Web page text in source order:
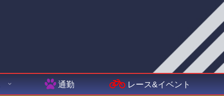
通勤 レース&イベント